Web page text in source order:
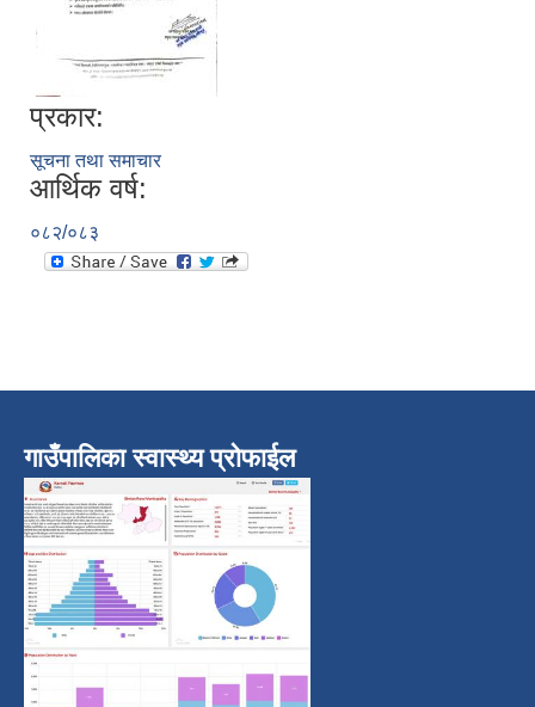
प्रकार:
सूचना तथा समाचार
आर्थिक वर्ष:
०८२/०८३
गाउँपालिका स्वास्थ्य प्रोफाईल